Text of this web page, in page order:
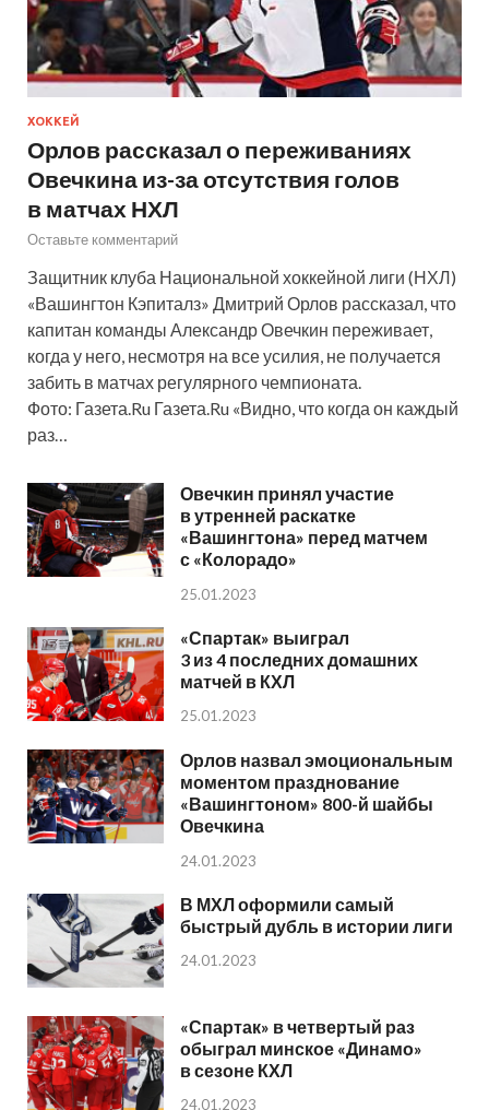
ХОККЕЙ
Орлов рассказал о переживаниях
Овечкина из-за отсутствия голов
в матчах НХЛ
Оставьте комментарий
Защитник клуба Национальной хоккейной лиги (НХЛ)
«Вашингтон Кэпиталз» Дмитрий Орлов рассказал, что
капитан команды Александр Овечкин переживает,
когда у него, несмотря на все усилия, не получается
забить в матчах регулярного чемпионата.
Фото: Газета.Ru Газета.Ru «Видно, что когда он каждый
раз…
Овечкин принял участие
в утренней раскатке
«Вашингтона» перед матчем
с «Колорадо»
25.01.2023
«Спартак» выиграл
3 из 4 последних домашних
матчей в КХЛ
25.01.2023
Орлов назвал эмоциональным
моментом празднование
«Вашингтоном» 800-й шайбы
Овечкина
24.01.2023
В МХЛ оформили самый
быстрый дубль в истории лиги
24.01.2023
«Спартак» в четвертый раз
обыграл минское «Динамо»
в сезоне КХЛ
24.01.2023